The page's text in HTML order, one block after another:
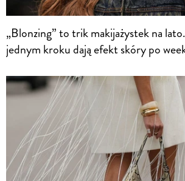
„Blonzing” to trik makijażystek na
jednym kroku dają efekt skóry po